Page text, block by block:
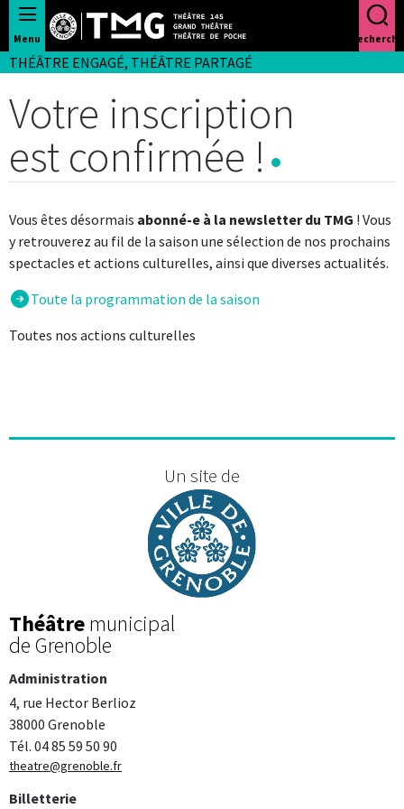
Panneau de gestion des cookies
Menu Recherche
THÉÂTRE ENGAGÉ, THÉÂTRE PARTAGÉ
Votre inscription
est confirmée !
Vous êtes désormais abonné-e à la newsletter du TMG ! Vous
y retrouverez au fil de la saison une sélection de nos prochains
spectacles et actions culturelles, ainsi que diverses actualités.
Toute la programmation de la saison
Toutes nos actions culturelles
Un site de
Théâtremunicipal
de Grenoble
Administration
4, rue Hector Berlioz
38000 Grenoble
Tél. 04 85 59 50 90
theatre@grenoble.fr
Billetterie